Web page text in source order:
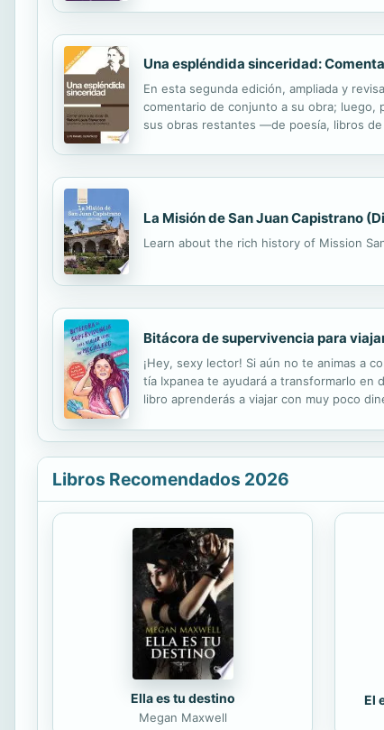
Una espléndida sinceridad:
En esta segunda edición, ampliada y
comentario de conjunto a su obra; luego,
sus obras restantes —de poesía, libros
La Misión de San Juan Capistrano
Learn about the rich history of Mission
Bitácora de supervivencia para
¡Hey, sexy lector! Si aún no te animas a
tía Ixpanea te ayudará a transformarlo en
libro aprenderás a viajar con muy poco
Libros Recomendados 2026
Ella es tu destino
Megan Maxwell
El